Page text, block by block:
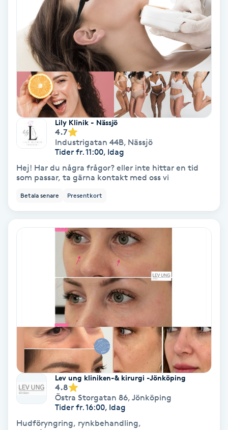
Picolaser
Piercing
Pigmentbehandling
Pigmentfläckar
Plastikkirurgi
Powder brows
Power Yoga
Radiofrekvens
Rakning
Reflexologi
Lily Klinik - Nässjö
4.7
Industrigatan 44B, Nässjö
Tider fr. 11:00, Idag
Hej! Har du några frågor? eller inte hittar en tid
som passar, ta gärna kontakt med oss vi
Betala senare Presentkort
Lev ung kliniken-& kirurgi -Jönköping
4.8
Östra Storgatan 86, Jönköping
Tider fr. 16:00, Idag
Hudföryngring, rynkbehandling,